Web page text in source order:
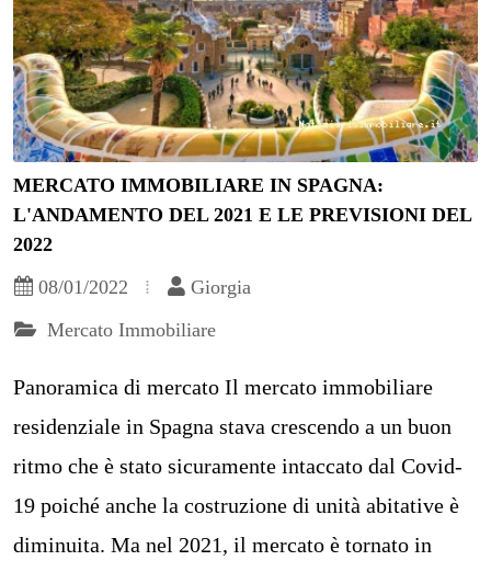
MERCATO IMMOBILIARE IN SPAGNA:
L'ANDAMENTO DEL 2021 E LE PREVISIONI DEL
2022
08/01/2022
Giorgia
Mercato Immobiliare
Panoramica di mercato Il mercato immobiliare
residenziale in Spagna stava crescendo a un buon
ritmo che è stato sicuramente intaccato dal Covid-
19 poiché anche la costruzione di unità abitative è
diminuita. Ma nel 2021, il mercato è tornato in